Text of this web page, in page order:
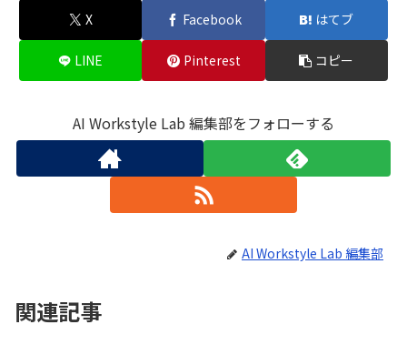
X Facebook はてブ
LINE Pinterest コピー
AI Workstyle Lab 編集部をフォローする
AI Workstyle Lab 編集部
関連記事